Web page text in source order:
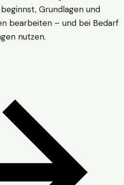
Grundlagen und
bearbeiten – und bei Bedarf
nutzen.